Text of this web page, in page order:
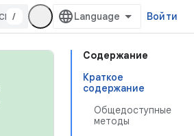
/ Войти
Содержание
Краткое
содержание
Общедоступные
методы